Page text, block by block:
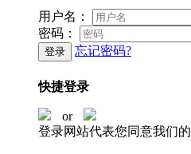
用户名：
密码：
登录 忘记密码?
快捷登录
or
登录网站代表您同意我们的